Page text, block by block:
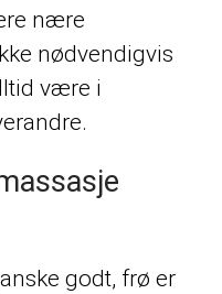
nære
nødvendigvis
være i
godt, frø er